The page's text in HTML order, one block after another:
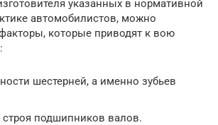
указанных в нормативной
автомобилистов, можно
которые приводят к вою
шестерней, а именно зубьев
подшипников валов.